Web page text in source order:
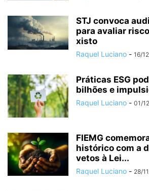
STJ convoca
para avaliar
xisto
Raquel Luciano - 16/
Práticas ESG
bilhões e
Raquel Luciano - 01/
FIEMG
histórico com a
vetos à Lei...
Raquel Luciano - 28/